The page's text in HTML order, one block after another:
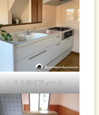
ＬＤＫのリフォーム